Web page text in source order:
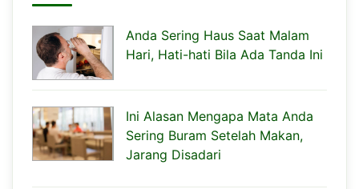
Anda Sering Haus Saat Malam
Hari, Hati-hati Bila Ada Tanda Ini
Ini Alasan Mengapa Mata Anda
Sering Buram Setelah Makan,
Jarang Disadari